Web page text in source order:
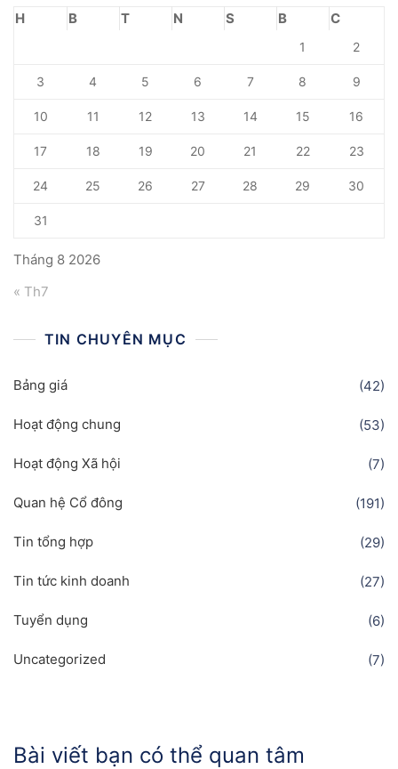
Tháng 8 2026
H B T N S B C
1 2
3 4 5 6 7 8 9
10 11 12 13 14 15 16
17 18 19 20 21 22 23
24 25 26 27 28 29 30
31
« Th7
TIN CHUYÊN MỤC
Bảng giá (42)
Hoạt động chung (53)
Hoạt động Xã hội (7)
Quan hệ Cổ đông (191)
Tin tổng hợp (29)
Tin tức kinh doanh (27)
Tuyển dụng (6)
Uncategorized (7)
Bài viết bạn có thể quan tâm